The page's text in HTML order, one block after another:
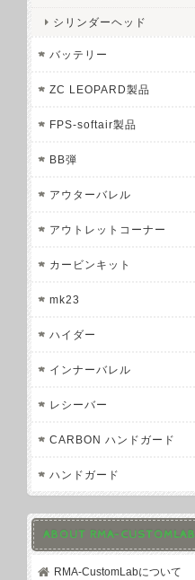
シリンダーヘッド
バッテリー
ZC LEOPARD製品
FPS-softair製品
BB弾
アウターバレル
アウトレットコーナー
カービンキット
mk23
ハイダー
インナーバレル
レシーバー
CARBON ハンドガード
ハンドガード
ABOUT RMA-CUSTOMLAB
RMA-CustomLabについて